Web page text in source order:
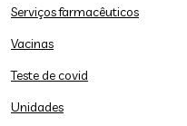
Serviços farmacêuticos
Vacinas
Teste de covid
Unidades